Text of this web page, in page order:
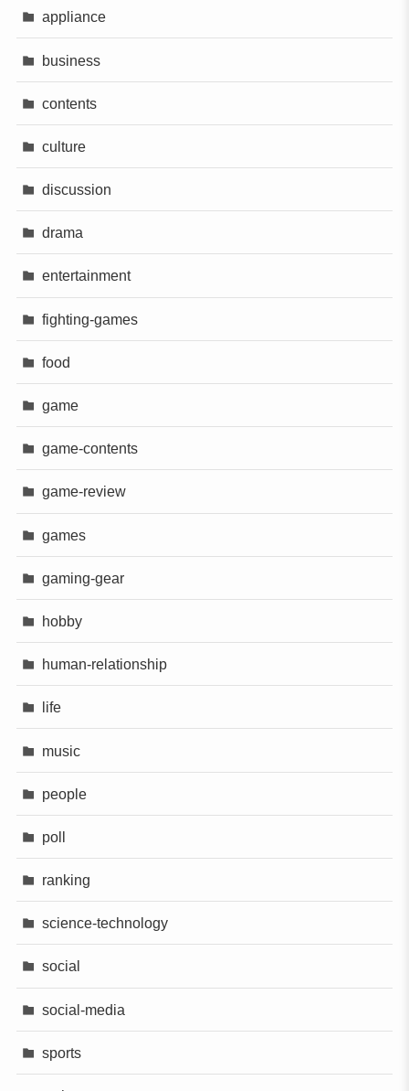
appliance
business
contents
culture
discussion
drama
entertainment
fighting-games
food
game
game-contents
game-review
games
gaming-gear
hobby
human-relationship
life
music
people
poll
ranking
science-technology
social
social-media
sports